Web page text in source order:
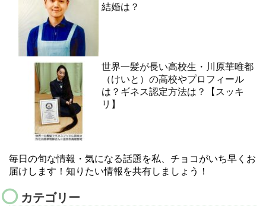
結婚は？
世界一髪が長い高校生・川原華唯都
（けいと）の高校やプロフィール
は？ギネス認定方法は？【スッキ
リ】
毎日の旬な情報・気になる話題を私、チョコがいち早くお
届けします！知りたい情報を共有しましょう！
カテゴリー